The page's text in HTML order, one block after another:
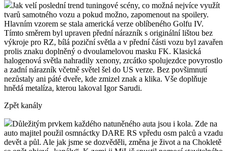
Jak velí poslední trend tuningové scény, co možná nejvíce využít
tvarů samotného vozu a pokud možno, zapomenout na spoilery.
Hlavním vzorem se stala americká verze oblíbeného Golfu IV.
Tímto směrem byl upraven přední nárazník s originální lištou bez
výkroje pro RZ, bílá poziční světla a v přední části vozu byl zavařen
prolis znaku doplněný o dvoulamelovou masku FK. Klasická
halogenová světla nahradily xenony, zrcátko spolujezdce povyrostlo
a zadní nárazník včetně světel šel do US verze. Bez povšimnutí
nezůstaly ani páté dveře, kde zmizel znak a klika. Vše doplňuje
hnědá metalíza, kterou lakoval Igor Sarudi.
Zpět kanály
Důležitým prvkem každého natuněného auta jsou i kola. Zde na
auto majitel použil osmnáctky DARE RS vpředu osm palců a vzadu
devět a půl. Ale jak jsme se dozvěděli, změna je život a na Chokletě